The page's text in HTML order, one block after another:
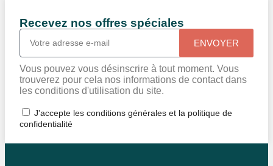
Recevez nos offres spéciales
Vous pouvez vous désinscrire à tout moment. Vous
trouverez pour cela nos informations de contact dans
les conditions d'utilisation du site.
J'accepte les conditions générales et la politique de
confidentialité
ENVOYER